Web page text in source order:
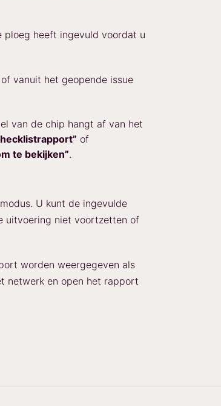
ploeg heeft ingevuld voordat u
vanuit het geopende issue
van de chip hangt af van het
of
te bekijken”.
U kunt de ingevulde
uitvoering niet voortzetten of
worden weergegeven als
netwerk en open het rapport